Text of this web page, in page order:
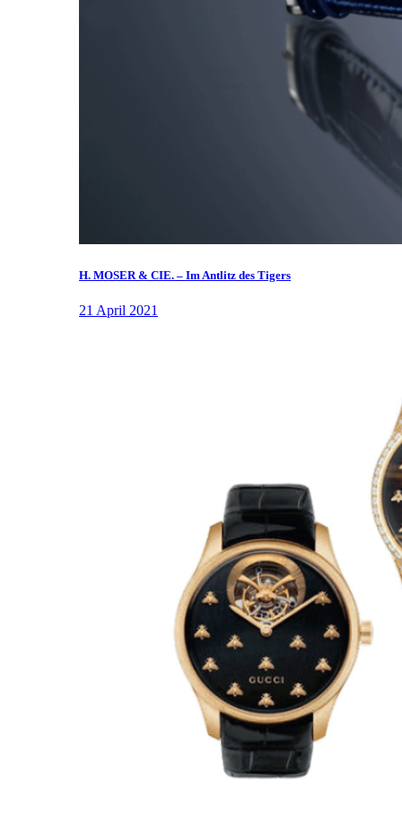
H. MOSER & CIE. – Im Antlitz des Tigers
21 April 2021